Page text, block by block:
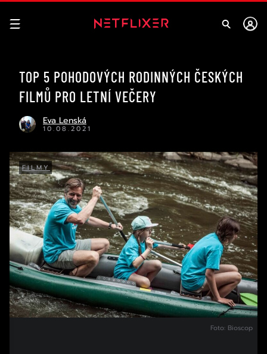
TOP 5 POHODOVÝCH RODINNÝCH ČESKÝCH
FILMŮ PRO LETNÍ VEČERY
Eva Lenská
10.08.2021
FILMY
Foto: Bioscop